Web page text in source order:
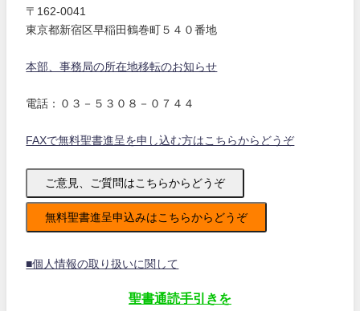
〒162-0041
東京都新宿区早稲田鶴巻町５４０番地
本部、事務局の所在地移転のお知らせ
電話：０３－５３０８－０７４４
FAXで無料聖書進呈を申し込む方はこちらからどうぞ
ご意見、ご質問はこちらからどうぞ
無料聖書進呈申込みはこちらからどうぞ
■個人情報の取り扱いに関して
聖書通読手引きを